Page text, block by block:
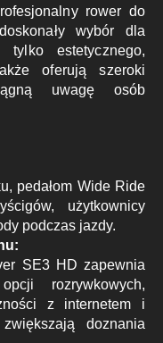
rower do
wybór dla
estetycznego,
oferują szeroki
uwagę osób
pedałom Wide Ride
użytkownicy
podczas jazdy.
SE3 HD zapewnia
rozrywkowych,
z internetem i
doznania